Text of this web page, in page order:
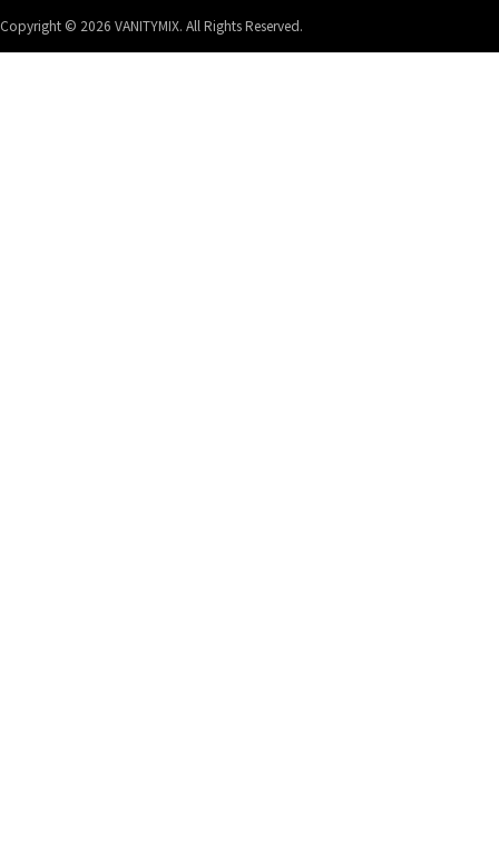
Copyright © 2026 VANITYMIX. All Rights Reserved.